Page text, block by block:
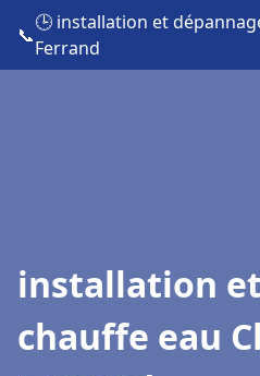
📞
🕒 installation et
Ferrand
installation
chauffe eau